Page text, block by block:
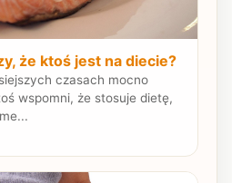
że ktoś jest na diecie?
czasach mocno
wspomni, że stosuje dietę,